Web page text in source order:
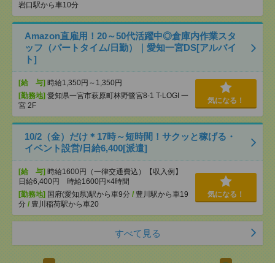
岩口駅から車10分
Amazon直雇用！20～50代活躍中◎倉庫内作業スタ
ッフ（パートタイム/日勤）｜愛知一宮DS[アルバイ
ト]
[給 与] 時給1,350円～1,350円
[勤務地] 愛知県一宮市萩原町林野鷺宮8-1 T-LOGI 一
宮 2F
気になる！
10/2（金）だけ＊17時～短時間！サクッと稼げる・
イベント設営/日給6,400[派遣]
[給 与] 時給1600円（一律交通費込）【収入例】
日給6,400円 時給1600円×4時間
[勤務地] 国府(愛知県)駅から車9分 / 豊川駅から車19
分 / 豊川稲荷駅から車20
気になる！
すべて見る